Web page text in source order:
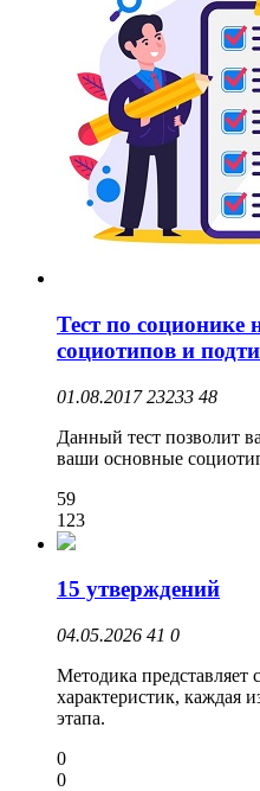
Тест по соционике
социотипов и
01.08.2017 23233 48
Данный тест позволит
ваши основные
59
123
15 утверждений
04.05.2026 41 0
Методика представляет
характеристик, каждая
этапа.
0
0